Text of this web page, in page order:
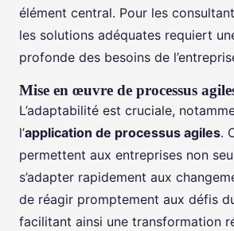
élément central. Pour les
les solutions adéquates requiert
profonde des besoins de
Mise en œuvre de processus
L’adaptabilité est cruciale,
l’application de processus agiles.
permettent aux entreprises non
s’adapter rapidement aux
de réagir promptement aux défis
facilitant ainsi une transformation